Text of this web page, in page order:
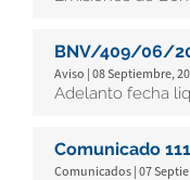
BNV/409/06/
Aviso | 08 Septiembre,
Adelanto fecha
Comunicado
Comunicados | 07